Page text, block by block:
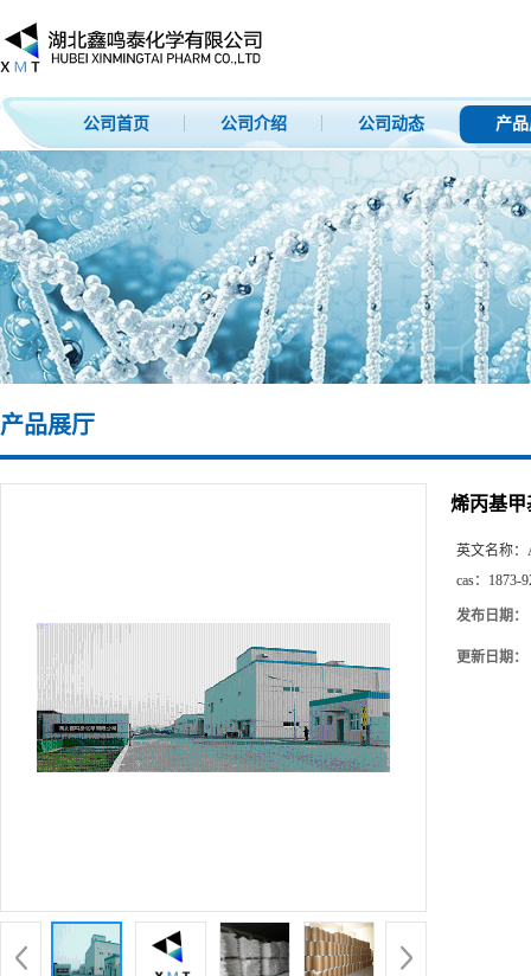
公司首页 公司介绍 公司动态 产
产品展厅
烯丙基甲
英文名称：
cas： 1873-
发布日期：
更新日期：